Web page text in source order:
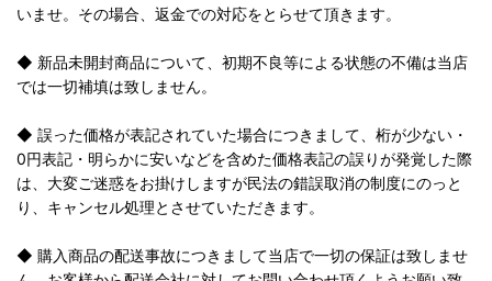
いませ。その場合、返金での対応をとらせて頂きます。
◆ 新品未開封商品について、初期不良等による状態の不備は当店
では一切補填は致しません。
◆ 誤った価格が表記されていた場合につきまして、桁が少ない・
0円表記・明らかに安いなどを含めた価格表記の誤りが発覚した際
は、大変ご迷惑をお掛けしますが民法の錯誤取消の制度にのっと
り、キャンセル処理とさせていただきます。
◆ 購入商品の配送事故につきまして当店で一切の保証は致しませ